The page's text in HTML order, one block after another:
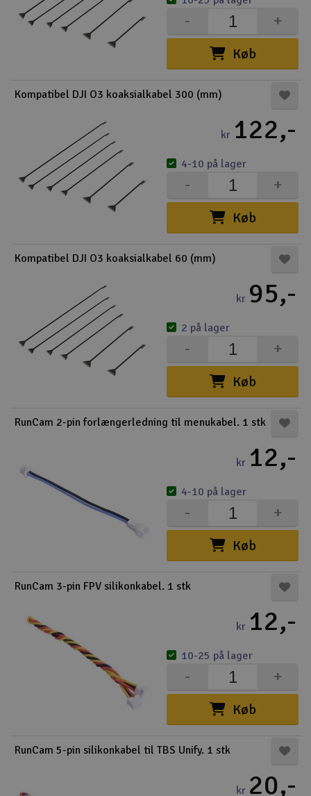
Køb
+
-
Kompatibel DJI O3 koaksialkabel 300 (mm)
kr 122,-
Køb
+
-
4-10 på lager
Kompatibel DJI O3 koaksialkabel 60 (mm)
kr 95,-
Køb
+
-
2 på lager
RunCam 2-pin forlængerledning til menukabel. 1 stk
kr 12,-
Køb
+
-
4-10 på lager
RunCam 3-pin FPV silikonkabel. 1 stk
kr 12,-
Køb
+
-
10-25 på lager
RunCam 5-pin silikonkabel til TBS Unify. 1 stk
kr 20,-